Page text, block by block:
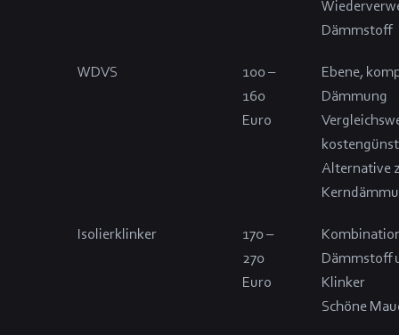
Dämmstoff
WDVS
100 –
160
Euro
Ebene,
Dämmung
Alternative
Isolierklinker
170 –
270
Euro
Dämmstoff
Klinker
Schöne